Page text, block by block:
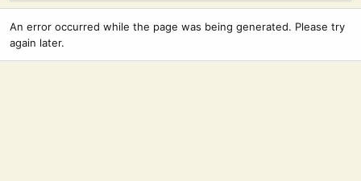
An error occurred while the page was being generated. Please try
again later.